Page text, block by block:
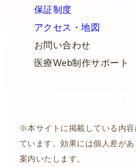
保証制度
アクセス・地図
お問い合わせ
医療Web制作サポート
※本サイトに掲載している内
ています。効果には個人差が
案内いたします。